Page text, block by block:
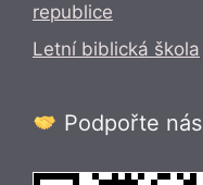
republice
Letní biblická škola
Podpořte nás